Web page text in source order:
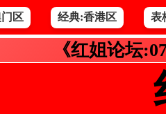
区 经典:香港区 表
《红姐论坛